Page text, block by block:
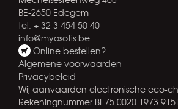
BE-2650 Edegem
tel. + 32 3 454 50 40
info@myosotis.be
Online bestellen?
Algemene voorwaarden
Privacybeleid
Wij aanvaarden electronische eco-
Rekeningnummer BE75 0020 1973 9151